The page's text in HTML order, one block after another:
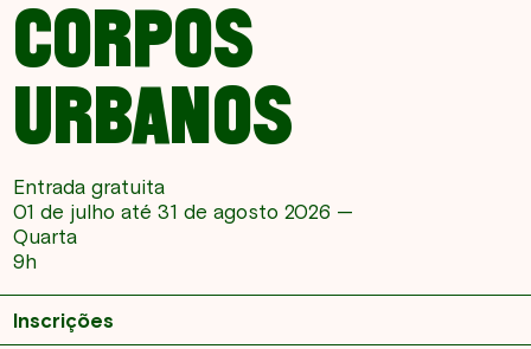
Inscrições
CORPOS
URBANOS
Entrada gratuita
01 de julho até 31 de agosto 2026 —
Quarta
9h